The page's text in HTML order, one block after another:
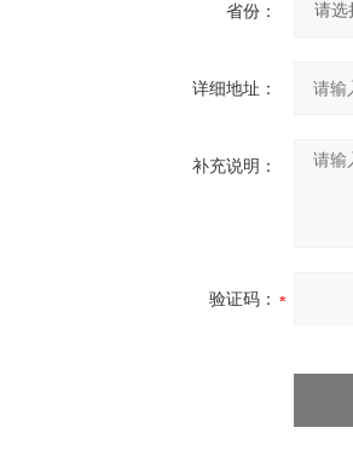
省份：
详细地址：
补充说明：
验证码：